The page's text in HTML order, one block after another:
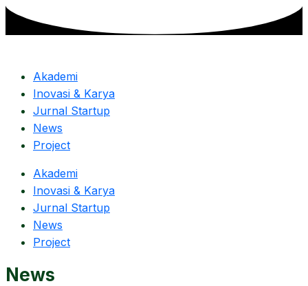
Skip
Akademi
Inovasi & Karya
Jurnal Startup
News
Project
Akademi
Inovasi & Karya
Jurnal Startup
News
Project
News